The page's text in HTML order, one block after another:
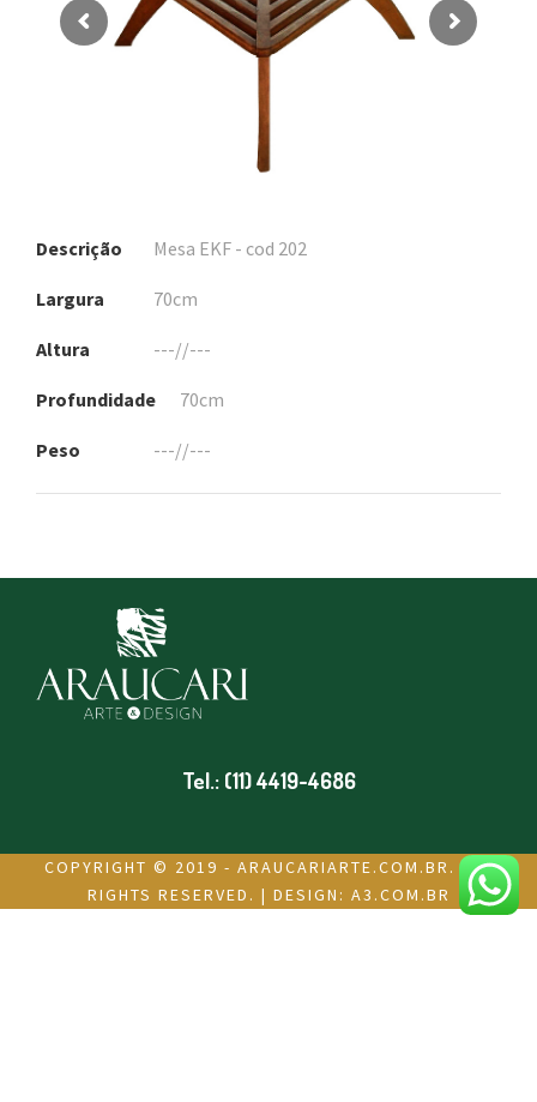
Descrição Mesa EKF - cod 202
Largura 70cm
Altura ---//---
Profundidade 70cm
Peso ---//---
Tel.: (11) 4419-4686
COPYRIGHT © 2019 - ARAUCARIARTE.COM.BR. ALL
RIGHTS RESERVED. | DESIGN: A3.COM.BR